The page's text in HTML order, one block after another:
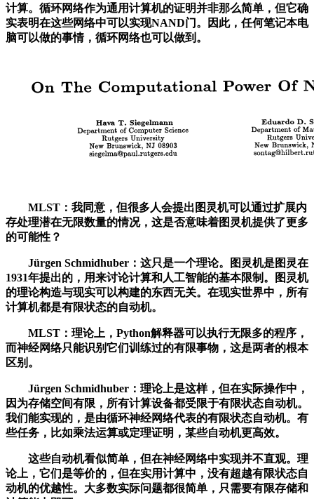
计算。循环网络作为通用计算机的证明并非那么简单，但它确
实表明在这些网络中可以实现NAND门。因此，任何笔记本电
脑可以做的事情，循环网络也可以做到。
MLST：我同意，但很多人会提出图灵机可以通过扩展内
存处理潜在无限数量的情况，这是否意味着图灵机提供了更多
的可能性？
Jürgen Schmidhuber：这只是一个理论。图灵机是图灵在
1931年提出的，用来讨论计算和人工智能的基本限制。图灵机
的理论构造与现实可以构建的东西无关。在现实世界中，所有
计算机都是有限状态的自动机。
MLST：理论上，Python解释器可以执行无限多的程序，
而神经网络只能识别它们训练过的有限事物，这是两者的根本
区别。
Jürgen Schmidhuber：理论上是这样，但在实际操作中，
因为存储空间有限，所有计算设备都受限于有限状态自动机。
我们能实现的，是由循环神经网络代表的有限状态自动机。有
些任务，比如乘法运算或定理证明，某些自动机更高效。
这些自动机看似简单，但在神经网络中实现并不直观。理
论上，它们是等价的，但在实用计算中，没有超越有限状态自
动机的优越性。大多数实际问题都很简单，只需要有限存储和